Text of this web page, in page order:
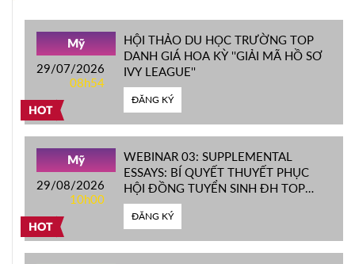
HOT
Mỹ
29/07/2026
08h54
HỘI THẢO DU HỌC TRƯỜNG TOP
DANH GIÁ HOA KỲ ''GIẢI MÃ HỒ SƠ
IVY LEAGUE''
ĐĂNG KÝ
HOT
Mỹ
29/08/2026
10h00
WEBINAR 03: SUPPLEMENTAL
ESSAYS: BÍ QUYẾT THUYẾT PHỤC
HỘI ĐỒNG TUYỂN SINH ĐH TOP
ĐẦU MỸ
ĐĂNG KÝ